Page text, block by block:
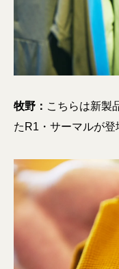
牧野： こちらは新製
たR1・サーマルが登